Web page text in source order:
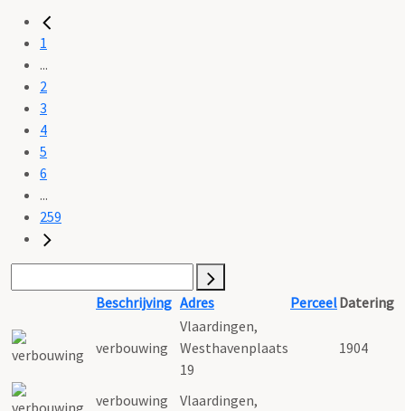
1
...
2
3
4
5
6
...
259
Beschrijving Adres PerceelDatering
verbouwing
Vlaardingen,
Westhavenplaats
19
1904
verbouwing
Vlaardingen,